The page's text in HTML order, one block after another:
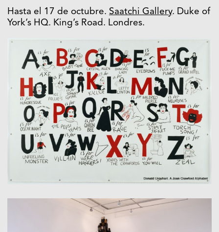
Hasta el 17 de octubre. Saatchi Gallery. Duke of
York’s HQ. King’s Road. Londres.